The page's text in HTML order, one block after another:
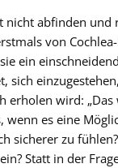
nicht abfinden und
von
ein
sich
erholen wird:
wenn es eine
sicherer zu
Statt in der